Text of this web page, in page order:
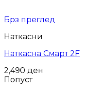
Брз преглед
Наткасни
Наткасна Смарт 2F
2,490 ден
Попуст